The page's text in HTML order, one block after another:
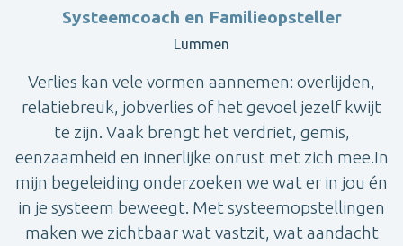
Systeemcoach en Familieopsteller
Lummen
Verlies kan vele vormen aannemen: overlijden,
relatiebreuk, jobverlies of het gevoel jezelf kwijt
te zijn. Vaak brengt het verdriet, gemis,
eenzaamheid en innerlijke onrust met zich mee.In
mijn begeleiding onderzoeken we wat er in jou én
in je systeem beweegt. Met systeemopstellingen
maken we zichtbaar wat vastzit, wat aandacht